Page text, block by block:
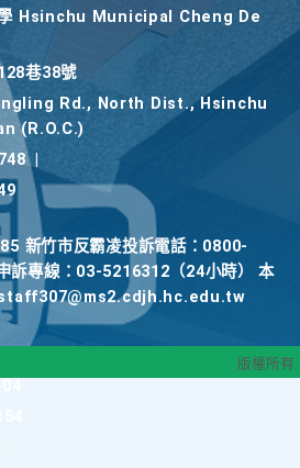
學 Hsinchu Municipal Cheng De
巷38號
Rd., North Dist., Hsinchu
(R.O.C.)
新竹市反霸凌投訴電話：0800-
訴專線：03-5216312（24小時） 本
staff307@ms2.cdjh.hc.edu.tw
版權所有